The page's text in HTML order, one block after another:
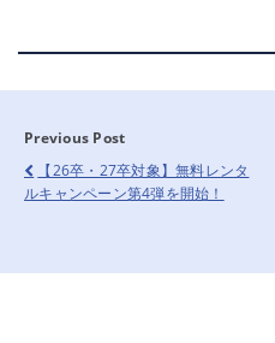
Previous Post
【26卒・27卒対象】無料レンタ
ルキャンペーン第4弾を開始！